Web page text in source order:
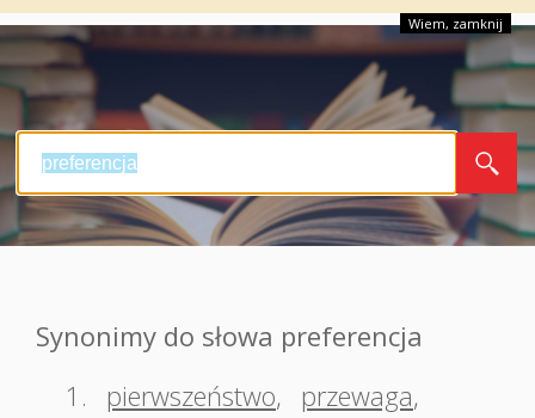
Wiem, zamknij
Synonimy do słowa preferencja
1.
pierwszeństwo, przewaga,